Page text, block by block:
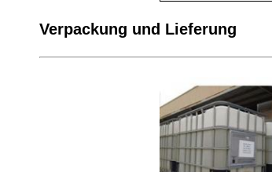
Verpackung und Lieferung